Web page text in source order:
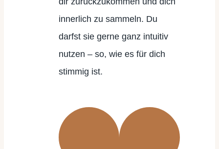
innerlich zu sammeln. Du
darfst sie gerne ganz intuitiv
nutzen – so, wie es für dich
stimmig ist.